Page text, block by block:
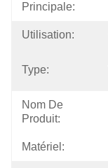
Principale:
Utilisation:
Type:
Nom De
Produit:
Matériel: